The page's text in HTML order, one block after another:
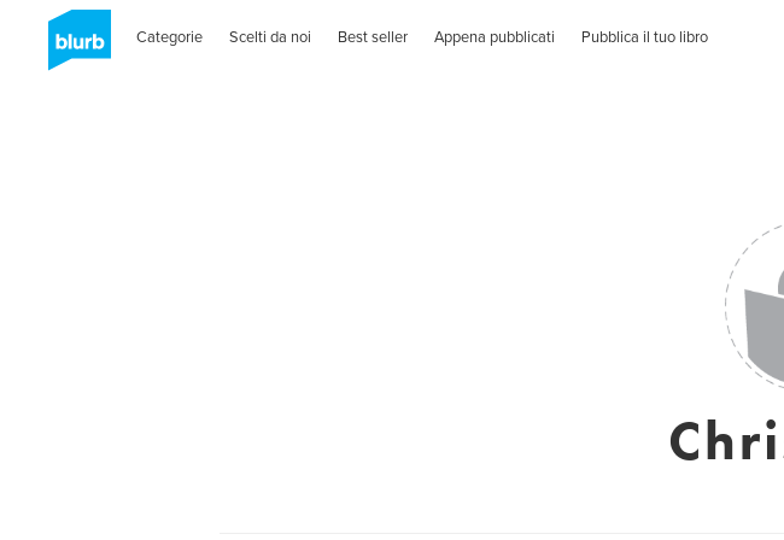
Categorie Scelti da noi Best seller Appena pubblicati Pubblica il tuo libro